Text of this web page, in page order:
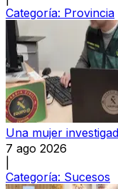
Categoría: Provincia
Una mujer
7 ago 2026
Categoría: Sucesos